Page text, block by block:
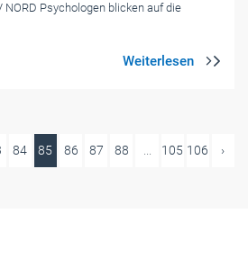
NORD Psychologen blicken auf die
84 85 86 87 88 ... 105 106 ›